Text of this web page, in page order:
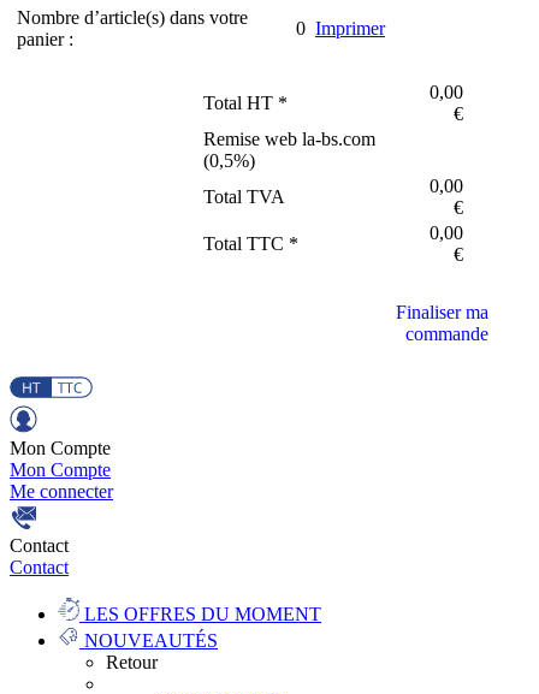
Nombre d’article(s) dans votre
panier :
0 Imprimer
Total HT *
0,00
€
Remise web la-bs.com
(0,5%)
Total TVA
0,00
€
Total TTC *
0,00
€
Finaliser ma
commande
Mon Compte
Mon Compte
Me connecter
Contact
Contact
LES OFFRES DU MOMENT
NOUVEAUTÉS
Retour